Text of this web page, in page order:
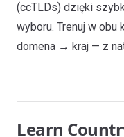
(ccTLDs) dzięki
wyboru. Trenuj w
domena → kraj — z
Learn